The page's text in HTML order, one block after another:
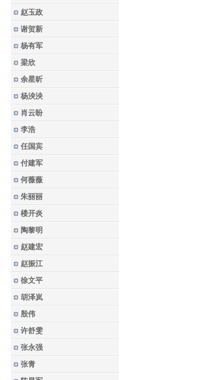
赵玉政
谢贺新
杨有军
梁欣
余星昕
杨泱泱
肖云盼
李浩
任国宾
付建军
何薇薇
朱丽丽
楼开炎
陶黎明
赵建宏
赵振江
徐文平
胡泽岚
殷伟
许舒雯
张永强
张青